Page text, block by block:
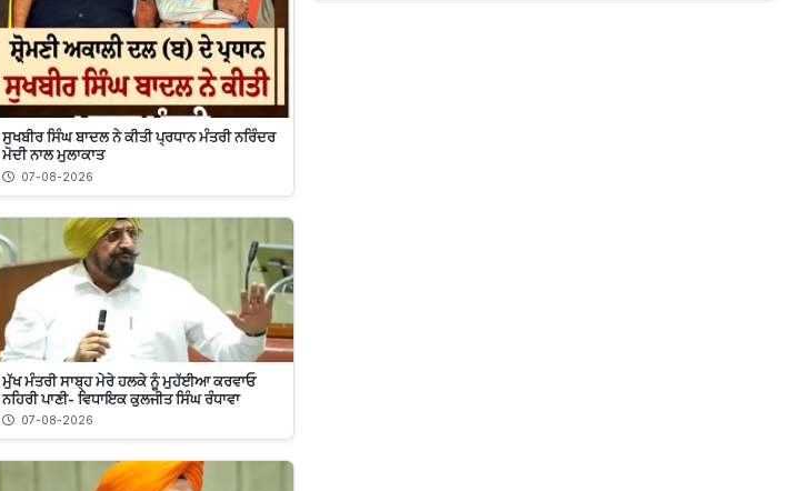
ਸੁਖਬੀਰ‌ ਸਿੰਘ ਬਾਦਲ ਨੇ ਕੀਤੀ ਪ੍ਰਧਾਨ ਮੰਤਰੀ ਨਰਿੰਦਰ
ਮੋਦੀ ਨਾਲ ਮੁਲਾਕਾਤ
07-08-2026
ਮੁੱਖ ਮੰਤਰੀ ਸਾਬ੍ਹ ਮੇਰੇ ਹਲਕੇ ਨੂੰ ਮੁਹੱਈਆ ਕਰਵਾਓ
ਨਹਿਰੀ ਪਾਣੀ- ਵਿਧਾਇਕ ਕੁਲਜੀਤ ਸਿੰਘ ਰੰਧਾਵਾ
07-08-2026